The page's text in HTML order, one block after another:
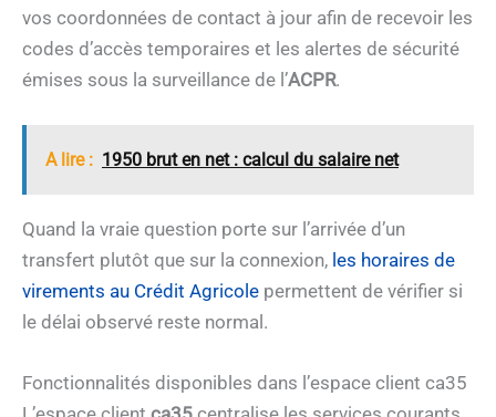
vos coordonnées de contact à jour afin de recevoir les
codes d’accès temporaires et les alertes de sécurité
émises sous la surveillance de l’ACPR.
A lire : 1950 brut en net : calcul du salaire net
Quand la vraie question porte sur l’arrivée d’un
transfert plutôt que sur la connexion, les horaires de
virements au Crédit Agricole permettent de vérifier si
le délai observé reste normal.
Fonctionnalités disponibles dans l’espace client ca35